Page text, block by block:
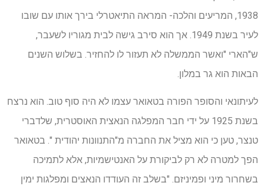
1938, המריעים והלכה- המראה התיאטרלי בירך אותו עם שובו
לעיר בשנת 1949. אך הוא סירב גישה לבית מגוריו לשעבר,
ש"הארי "ואשר הממשלה לא תעזור לו להחזיר. בשלוש השנים
הבאות הוא גר במלון.
לעיתונאי והסופר הפורה בטאואר עצמו לא היה סוף טוב. הוא נרצח
בשנת 1925 על ידי חבר המפלגה הנאצית האוסטרית, שלדברי
טנצר, טען כי הוא מציל את החברה מ"התנוונות יהודית ". בטאואר
הפך למטרה לא רק לביקורת על האנטישמיות, אלא לתמיכה
בשחרור מיני ופמיניזם. "בשלב זה העודדו הנאצים ומפלגות ימין